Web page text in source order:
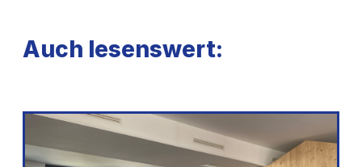
Auch lesenswert: